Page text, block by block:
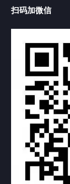
热门标签 TAG
机构链接
联系方式 关
下载与支持
资料下载 视
常见问题
购买流程 版
扫码加微信